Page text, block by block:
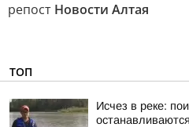
репост Новости Алтая
ТОП
Исчез в реке:
останавливаются